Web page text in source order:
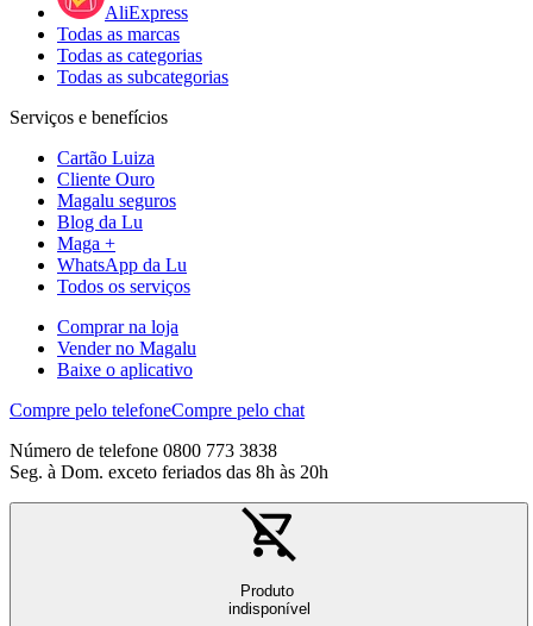
AliExpress
Todas as marcas
Todas as categorias
Todas as subcategorias
Serviços e benefícios
Cartão Luiza
Cliente Ouro
Magalu seguros
Blog da Lu
Maga +
WhatsApp da Lu
Todos os serviços
Comprar na loja
Vender no Magalu
Baixe o aplicativo
Compre pelo telefoneCompre pelo chat
Número de telefone 0800 773 3838
Seg. à Dom. exceto feriados das 8h às 20h
Produto
indisponível